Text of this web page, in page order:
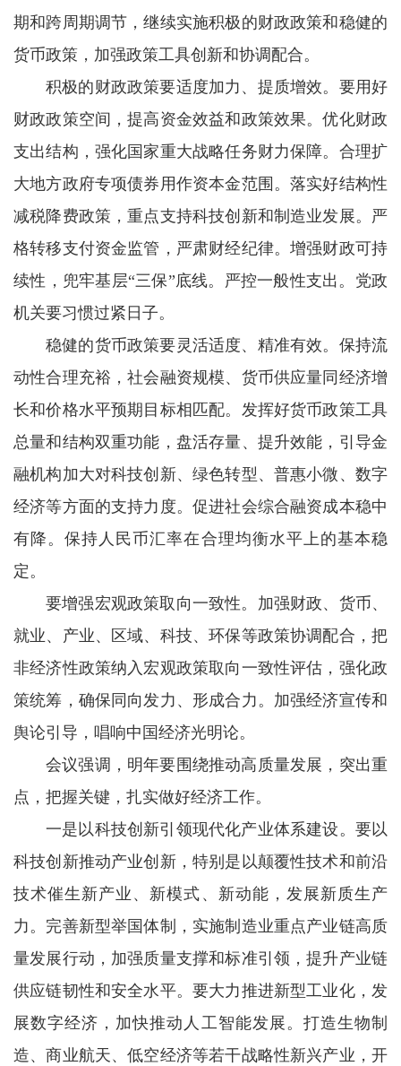
期和跨周期调节，继续实施积极的财政政策和稳健的
货币政策，加强政策工具创新和协调配合。
积极的财政政策要适度加力、提质增效。要用好
财政政策空间，提高资金效益和政策效果。优化财政
支出结构，强化国家重大战略任务财力保障。合理扩
大地方政府专项债券用作资本金范围。落实好结构性
减税降费政策，重点支持科技创新和制造业发展。严
格转移支付资金监管，严肃财经纪律。增强财政可持
续性，兜牢基层“三保”底线。严控一般性支出。党政
机关要习惯过紧日子。
稳健的货币政策要灵活适度、精准有效。保持流
动性合理充裕，社会融资规模、货币供应量同经济增
长和价格水平预期目标相匹配。发挥好货币政策工具
总量和结构双重功能，盘活存量、提升效能，引导金
融机构加大对科技创新、绿色转型、普惠小微、数字
经济等方面的支持力度。促进社会综合融资成本稳中
有降。保持人民币汇率在合理均衡水平上的基本稳
定。
要增强宏观政策取向一致性。加强财政、货币、
就业、产业、区域、科技、环保等政策协调配合，把
非经济性政策纳入宏观政策取向一致性评估，强化政
策统筹，确保同向发力、形成合力。加强经济宣传和
舆论引导，唱响中国经济光明论。
会议强调，明年要围绕推动高质量发展，突出重
点，把握关键，扎实做好经济工作。
一是以科技创新引领现代化产业体系建设。要以
科技创新推动产业创新，特别是以颠覆性技术和前沿
技术催生新产业、新模式、新动能，发展新质生产
力。完善新型举国体制，实施制造业重点产业链高质
量发展行动，加强质量支撑和标准引领，提升产业链
供应链韧性和安全水平。要大力推进新型工业化，发
展数字经济，加快推动人工智能发展。打造生物制
造、商业航天、低空经济等若干战略性新兴产业，开